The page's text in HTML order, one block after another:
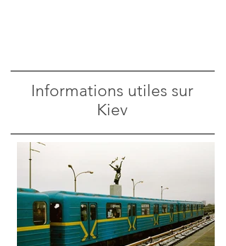
Informations utiles sur
Kiev